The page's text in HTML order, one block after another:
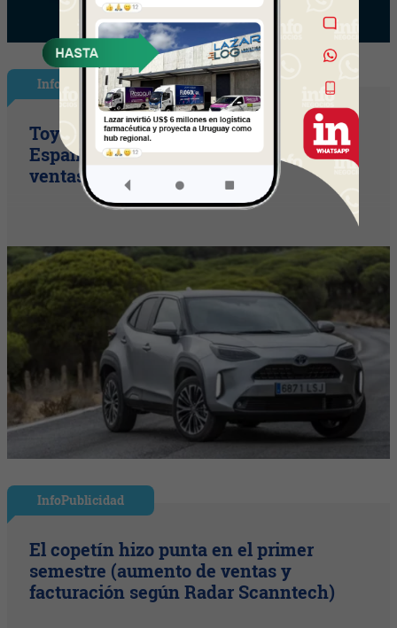
InfoNegocios España
Toyota consolida su liderazgo en
España en julio tras hacer crecer sus
ventas un 10% en 2026
InfoPublicidad
El copetín hizo punta en el primer
semestre (aumento de ventas y
facturación según Radar Scanntech)